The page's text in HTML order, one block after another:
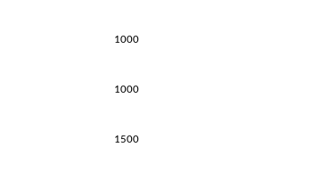
1000
1000
1500